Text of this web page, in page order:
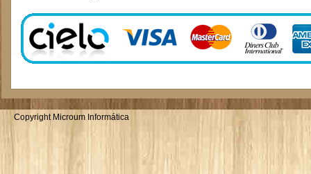
Copyright Microum Informática